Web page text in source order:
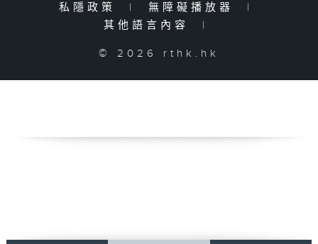
私隱政策
| 無障礙播放器
|
其他語言內容
|
© 2026 rthk.hk